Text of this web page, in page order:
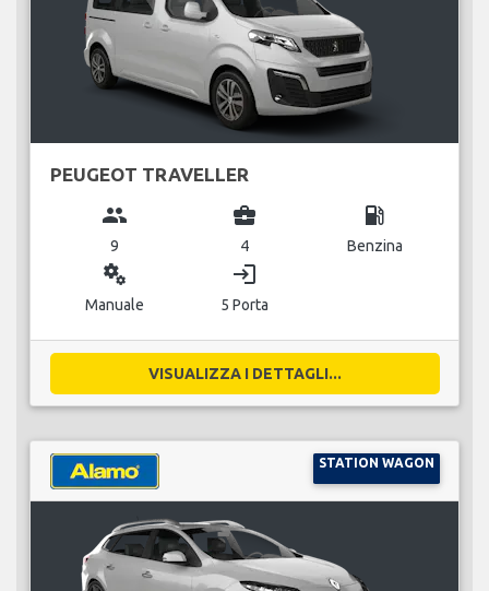
PEUGEOT TRAVELLER
group
9
business_center
4
local_gas_station
Benzina
miscellaneous_services
Manuale
login
5 Porta
VISUALIZZA I DETTAGLI...
STATION WAGON